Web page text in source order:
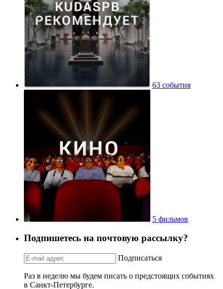
63 события
5 фильмов
Подпишетесь на почтовую рассылку?
Подписаться
Раз в неделю мы будем писать о предстоящих событиях
в Санкт-Петербурге.